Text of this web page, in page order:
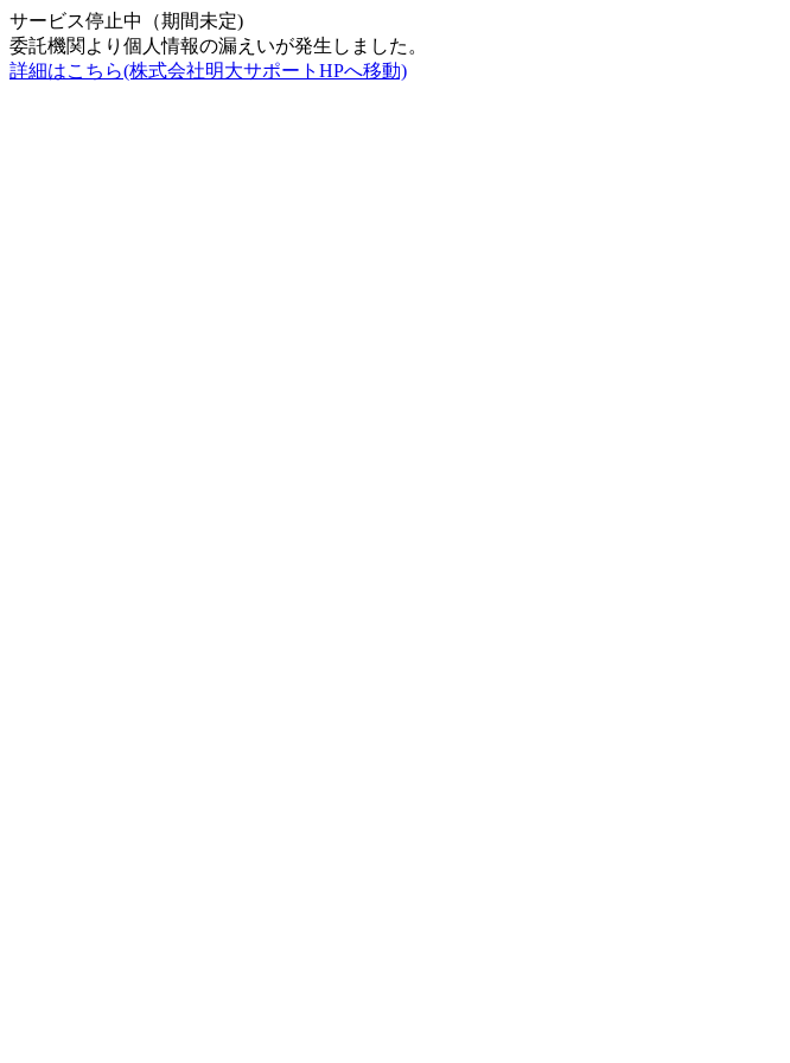
サービス停止中（期間未定)
委託機関より個人情報の漏えいが発生しました。
詳細はこちら(株式会社明大サポートHPへ移動)